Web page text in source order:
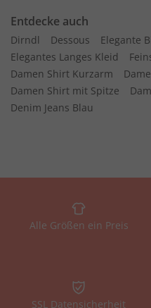
Entdecke auch
Dirndl Dessous
Elegante
Elegantes Langes Kleid
Damen Shirt Kurzarm
Damen Shirt mit Spitze
Denim Jeans Blau
Alle Größen ein Preis
SSL Datensicherheit